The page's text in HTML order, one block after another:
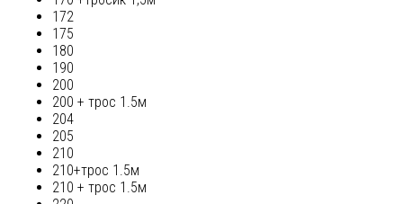
172
175
180
190
200
200 + трос 1.5м
204
205
210
210+трос 1.5м
210 + трос 1.5м